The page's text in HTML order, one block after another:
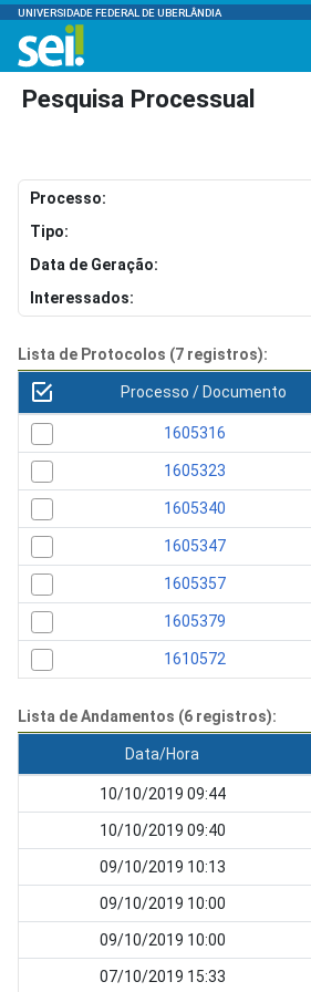
UNIVERSIDADE FEDERAL DE UBERLÂNDIA
Pesquisa Processual
Processo:
Tipo:
Data de Geração:
Interessados:
Lista de Protocolos (7 registros):
Processo / Documento
1605316
1605323
1605340
1605347
1605357
1605379
1610572
Lista de Andamentos (6 registros):
Data/Hora
10/10/2019 09:44
10/10/2019 09:40
09/10/2019 10:13
09/10/2019 10:00
09/10/2019 10:00
07/10/2019 15:33